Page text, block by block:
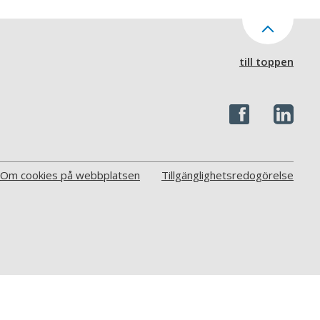
till toppen
Om cookies på webbplatsen Tillgänglighetsredogörelse